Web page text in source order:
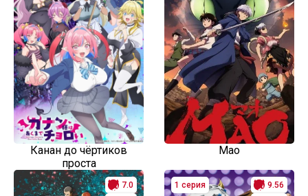
Канан до чёртиков
проста
Мао
7.0
1 серия
9.56